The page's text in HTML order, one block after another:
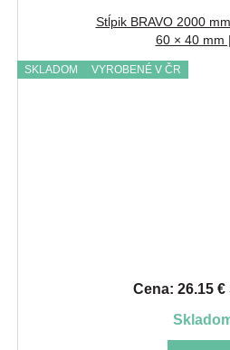
Stĺpik BRAVO 2000
60 × 40 mm
SKLADOM VYROBENÉ V ČR
Cena: 26.15 €